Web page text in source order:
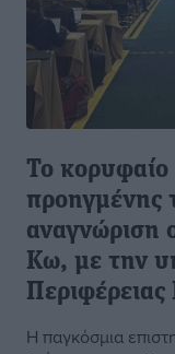
Το κορυφαίο
προηγμένης
αναγνώριση
Κω, με την
Περιφέρειας
Η παγκόσμια